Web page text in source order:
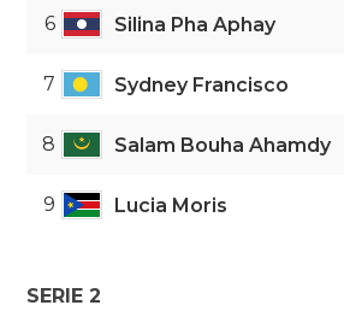
6 Silina Pha Aphay
7 Sydney Francisco
8 Salam Bouha Ahamdy
9 Lucia Moris
SERIE 2